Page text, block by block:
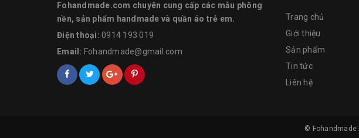
Fohandmade.com chuyên cung cấp các mẫu phông
nền, sản phẩm handmade và quần áo trẻ em.
Điện thoại: 0914 193 019
Email: Fohandmade@gmail.com
Trang chủ
Giới thiệu
Sản phẩm
Tin tức
Liên hệ
© Fohandmade